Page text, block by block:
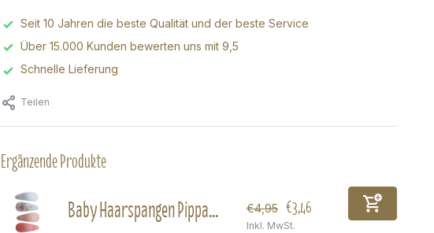
Seit 10 Jahren die beste Qualität und der beste Service
Über 15.000 Kunden bewerten uns mit 9,5
Schnelle Lieferung
Teilen
Ergänzende Produkte
Baby Haarspangen Pippa... €4,95 €3,46
Inkl. MwSt.